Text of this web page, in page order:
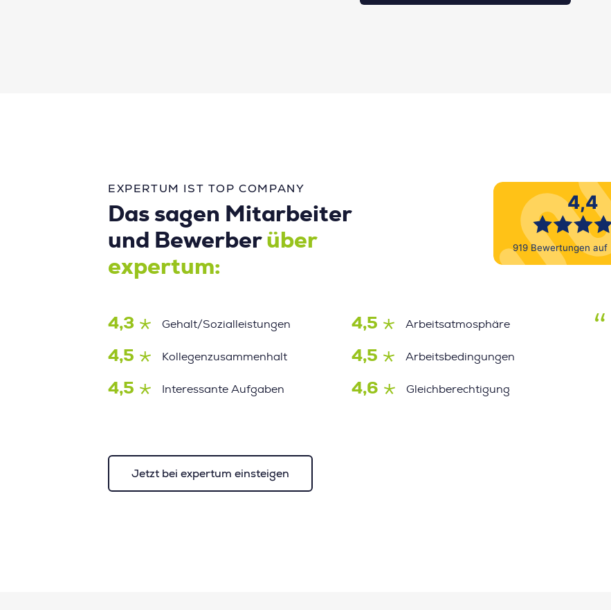
EXPERTUM IST TOP COMPANY
Das sagen Mitarbeiter
und Bewerber über
expertum:
4,3 Gehalt/Sozialleistungen 4,5 Arbeitsatmosphäre
4,5 Kollegenzusammenhalt 4,5 Arbeitsbedingungen
4,5 Interessante Aufgaben 4,6 Gleichberechtigung
Jetzt bei expertum einsteigen